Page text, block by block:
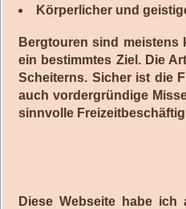
Körperlicher und
Bergtouren sind meistens
ein bestimmtes Ziel. Die
Scheiterns. Sicher ist die
auch vordergründige
sinnvolle
Diese Webseite habe